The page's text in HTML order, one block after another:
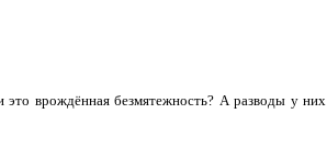
врождённая безмятежность? А разводы у них